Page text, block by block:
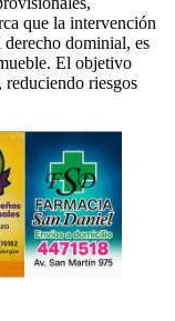
que la intervención
dominial, es
El objetivo
reduciendo riesgos